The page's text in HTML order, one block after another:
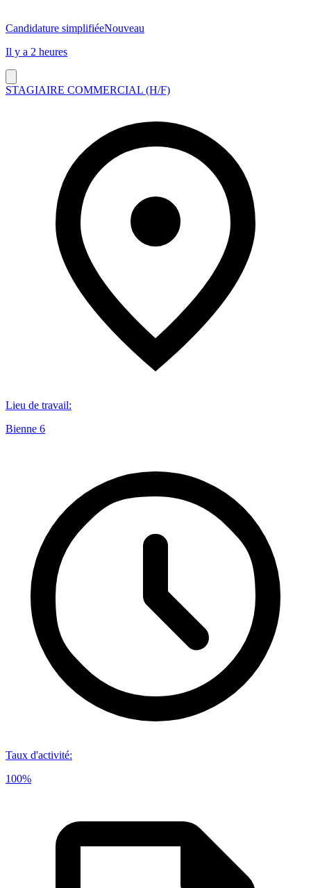
Candidature simplifiéeNouveau
Il y a 2 heures
STAGIAIRE COMMERCIAL (H/F)
Lieu de travail:
Bienne 6
Taux d'activité:
100%